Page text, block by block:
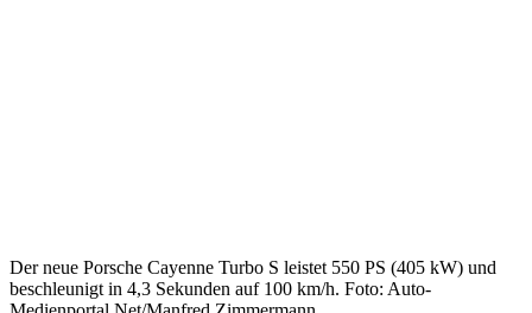
Der neue Porsche Cayenne Turbo S leistet 550 PS (405 kW) und
beschleunigt in 4,3 Sekunden auf 100 km/h. Foto: Auto-